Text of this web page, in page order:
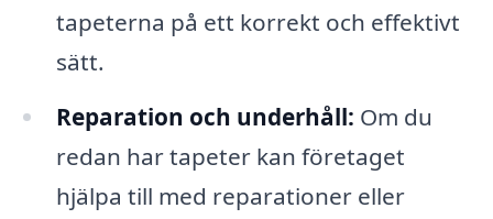
tapeterna på ett korrekt och effektivt
sätt.
Reparation och underhåll: Om du
redan har tapeter kan företaget
hjälpa till med reparationer eller